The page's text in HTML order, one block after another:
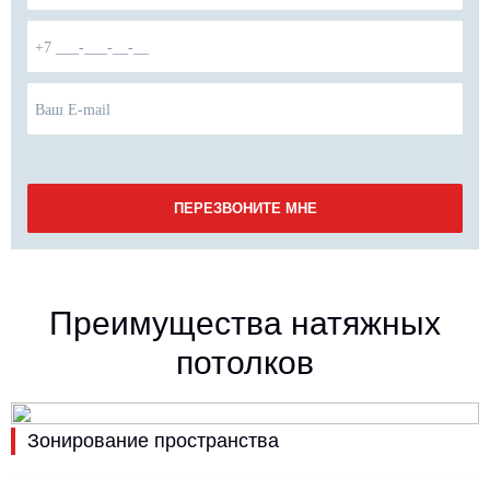
Преимущества натяжных
потолков
Зонирование пространства